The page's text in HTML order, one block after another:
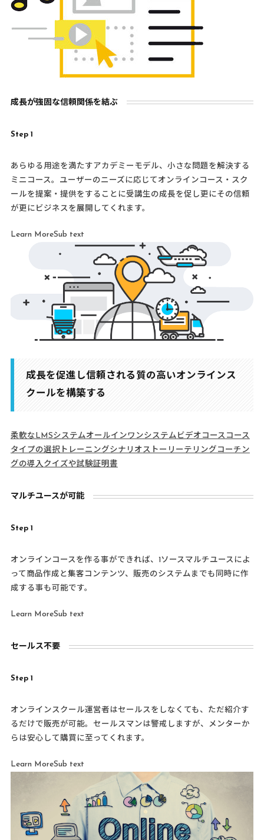
成長が強固な信頼関係を結ぶ
Step 1
あらゆる用途を満たすアカデミーモデル、小さな問題を解決する
ミニコース。ユーザーのニーズに応じてオンラインコース・スク
ールを提案・提供をすることに受講生の成長を促し更にその信頼
が更にビジネスを展開してくれます。
Learn MoreSub text
成長を促進し信頼される質の高いオンラインス
クールを構築する
柔軟なLMSシステムオールインワンシステム ビデオコース コース
タイプの選択トレーニングシナリオストーリーテリング コーチン
グの導入クイズや試験証明書
マルチユースが可能
Step 1
オンラインコースを作る事ができれば、1ソースマルチユースによ
って商品作成と集客コンテンツ、販売のシステムまでも同時に作
成する事も可能です。
Learn MoreSub text
セールス不要
Step 1
オンラインスクール運営者はセールスをしなくても、ただ紹介す
るだけで販売が可能。セールスマンは警戒しますが、メンターか
らは安心して購買に至ってくれます。
Learn MoreSub text